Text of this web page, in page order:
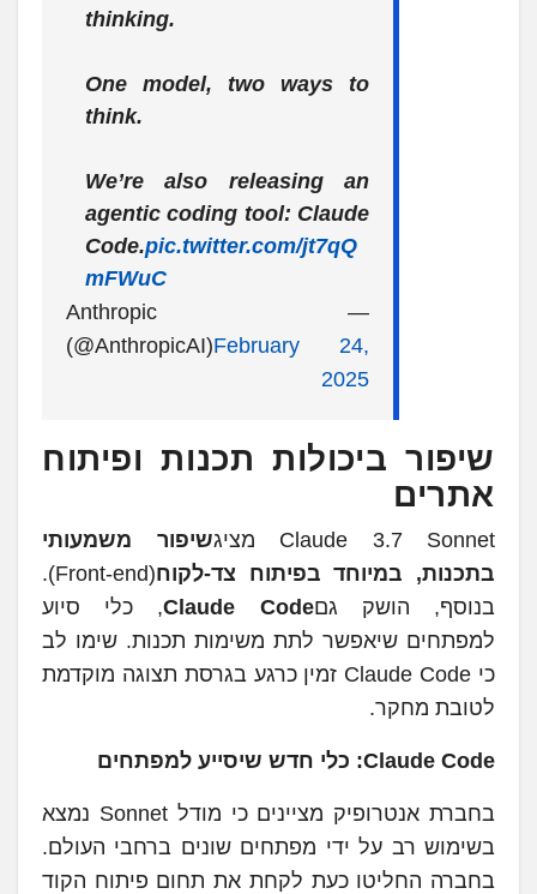
thinking.
One model, two ways to
think.
We’re also releasing an
agentic coding tool: Claude
Code.pic.twitter.com/jt7qQ
mFWuC
— Anthropic
(@AnthropicAI)February 24,
2025
שיפור ביכולות תכנות ופיתוח
אתרים
Claude 3.7 Sonnet מציג
שיפור משמעותי
בתכנות, במיוחד בפיתוח צד-לקוח
(Front-end).
בנוסף, הושק גםClaude Code, כלי סיוע
למפתחים שיאפשר לתת משימות תכנות. שימו לב
כי Claude Code זמין כרגע בגרסת תצוגה מוקדמת
לטובת מחקר.
Claude Code: כלי חדש שיסייע למפתחים
בחברת אנטרופיק מציינים כי מודל Sonnet נמצא
בשימוש רב על ידי מפתחים שונים ברחבי העולם.
בחברה החליטו כעת לקחת את תחום פיתוח הקוד